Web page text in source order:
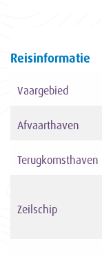
Reisinformatie
Vaargebied
Afvaarthaven
Terugkomsthaven
Zeilschip